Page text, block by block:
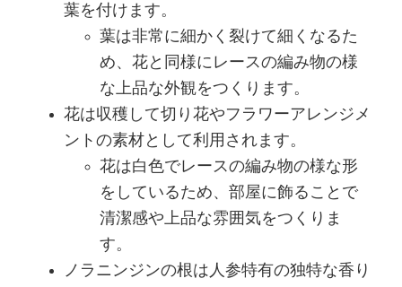
葉を付けます。
葉は非常に細かく裂けて細くなるた
め、花と同様にレースの編み物の様
な上品な外観をつくります。
花は収穫して切り花やフラワーアレンジメ
ントの素材として利用されます。
花は白色でレースの編み物の様な形
をしているため、部屋に飾ることで
清潔感や上品な雰囲気をつくりま
す。
ノラニンジンの根は人参特有の独特な香り